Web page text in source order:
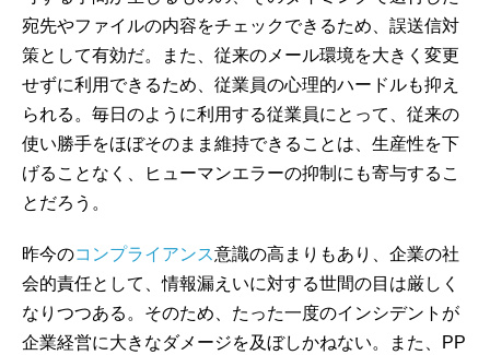
宛先やファイルの内容をチェックできるため、誤送信対
策として有効だ。また、従来のメール環境を大きく変更
せずに利用できるため、従業員の心理的ハードルも抑え
られる。毎日のように利用する従業員にとって、従来の
使い勝手をほぼそのまま維持できることは、生産性を下
げることなく、ヒューマンエラーの抑制にも寄与するこ
とだろう。
昨今のコンプライアンス意識の高まりもあり、企業の社
会的責任として、情報漏えいに対する世間の目は厳しく
なりつつある。そのため、たった一度のインシデントが
企業経営に大きなダメージを及ぼしかねない。また、PP